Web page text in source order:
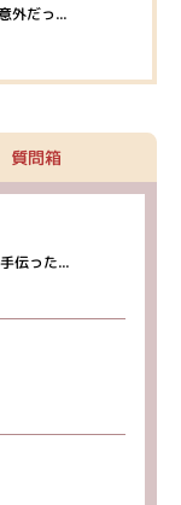
外だっ...
質問箱
伝った...